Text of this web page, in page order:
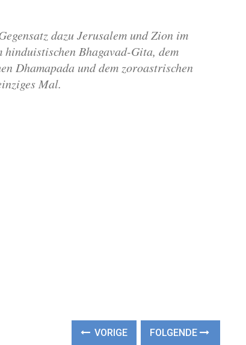
dazu Jerusalem und Zion im
Bhagavad-Gita, dem
Dhamapada und dem zoroastrischen
Mal.
VORIGE FOLGENDE